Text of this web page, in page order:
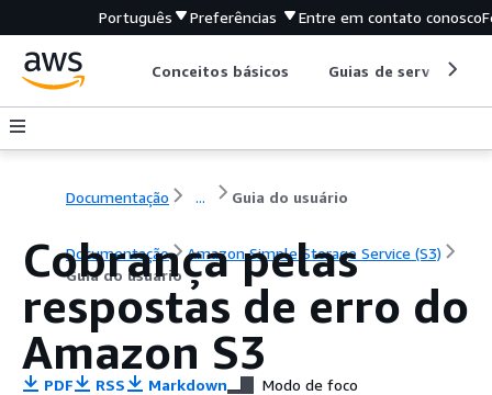
Português Preferências Entre em contato conosco
Conceitos básicos Guias de serviço
Documentação ... Guia do usuário
Documentação
Amazon Simple Storage Service (S3)
Guia do usuário
Cobrança pelas
respostas de erro do
Amazon S3
PDF RSS Markdown Modo de foco